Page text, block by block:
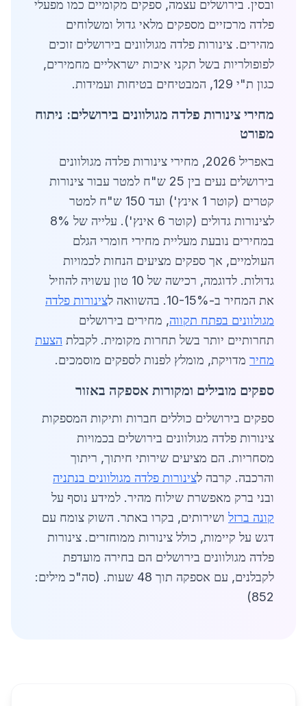
ובסין. בירושלים עצמה, ספקים מקומיים כמו מפעלי
פלדה מרכזיים מספקים מלאי גדול ומשלוחים
מהירים. צינורות פלדה מגולוונים בירושלים זוכים
לפופולריות בשל תקני איכות ישראליים מחמירים,
כגון ת"י 129, המבטיחים בטיחות ועמידות.
מחירי צינורות פלדה מגולוונים בירושלים: ניתוח
מפורט
באפריל 2026, מחירי צינורות פלדה מגולוונים
בירושלים נעים בין 25 ש"ח למטר עבור צינורות
קטרים (קוטר 1 אינץ') ועד 150 ש"ח למטר
לצינורות גדולים (קוטר 6 אינץ'). עלייה של 8%
במחירים נובעת מעליית מחירי חומרי הגלם
העולמיים, אך ספקים מציעים הנחות לכמויות
גדולות. לדוגמה, רכישה של 10 טון עשויה להוזיל
את המחיר ב-10-15%. בהשוואה ל
צינורות פלדה
מגולוונים בפתח תקווה, מחירים בירושלים
תחרותיים יותר בשל תחרות מקומית. לקבלת הצעת
מחיר מדויקת, מומלץ לפנות לספקים מוסמכים.
ספקים מובילים ומקורות אספקה באזור
ספקים בירושלים כוללים חברות ותיקות המספקות
צינורות פלדה מגולוונים בירושלים בכמויות
מסחריות. הם מציעים שירותי חיתוך, ריתוך
והרכבה. קרבה לצינורות פלדה מגולוונים בנתניה
ובני ברק מאפשרת שילוח מהיר. למידע נוסף על
קונה ברזל ושירותים, בקרו באתר. השוק צומח עם
דגש על קיימות, כולל צינורות ממוחזרים. צינורות
פלדה מגולוונים בירושלים הם בחירה מועדפת
לקבלנים, עם אספקה תוך 48 שעות. (סה"כ מילים:
852)